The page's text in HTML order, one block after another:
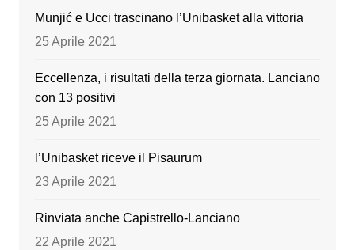
Munjić e Ucci trascinano l’Unibasket alla vittoria
25 Aprile 2021
Eccellenza, i risultati della terza giornata. Lanciano
con 13 positivi
25 Aprile 2021
l’Unibasket riceve il Pisaurum
23 Aprile 2021
Rinviata anche Capistrello-Lanciano
22 Aprile 2021